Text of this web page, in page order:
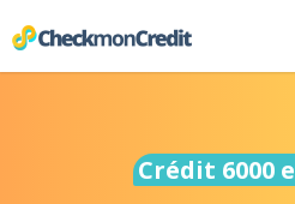
Crédit 6000